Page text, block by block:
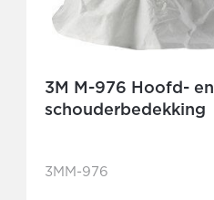
3M M-976 Hoofd- en
schouderbedekking
3MM-976